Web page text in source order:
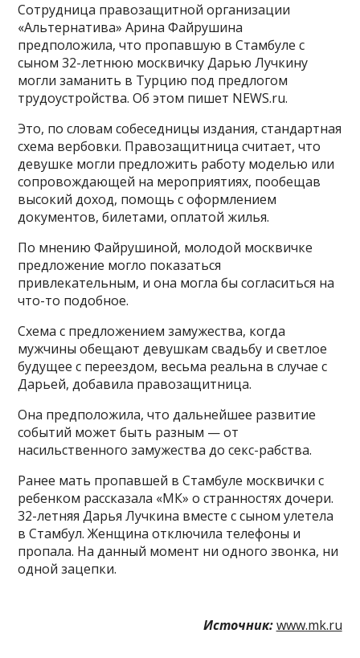
Сотрудница правозащитной организации
«Альтернатива» Арина Файрушина
предположила, что пропавшую в Стамбуле с
сыном 32-летнюю москвичку Дарью Лучкину
могли заманить в Турцию под предлогом
трудоустройства. Об этом пишет NEWS.ru.
Это, по словам собеседницы издания, стандартная
схема вербовки. Правозащитница считает, что
девушке могли предложить работу моделью или
сопровождающей на мероприятиях, пообещав
высокий доход, помощь с оформлением
документов, билетами, оплатой жилья.
По мнению Файрушиной, молодой москвичке
предложение могло показаться
привлекательным, и она могла бы согласиться на
что-то подобное.
Схема с предложением замужества, когда
мужчины обещают девушкам свадьбу и светлое
будущее с переездом, весьма реальна в случае с
Дарьей, добавила правозащитница.
Она предположила, что дальнейшее развитие
событий может быть разным — от
насильственного замужества до секс-рабства.
Ранее мать пропавшей в Стамбуле москвички с
ребенком рассказала «МК» о странностях дочери.
32-летняя Дарья Лучкина вместе с сыном улетела
в Стамбул. Женщина отключила телефоны и
пропала. На данный момент ни одного звонка, ни
одной зацепки.
Источник: www.mk.ru